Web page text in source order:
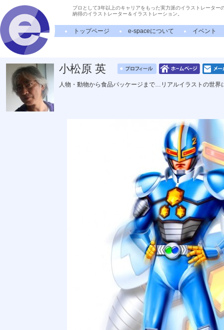
プロとして3年以上のキャリアをもった実力派のイラストレーター
納得のイラストレーター＆イラストレーション。
トップページ e-spaceについて イベント
小松原 英
人物・動物から食品パッケージまで…リアルイラストの世界